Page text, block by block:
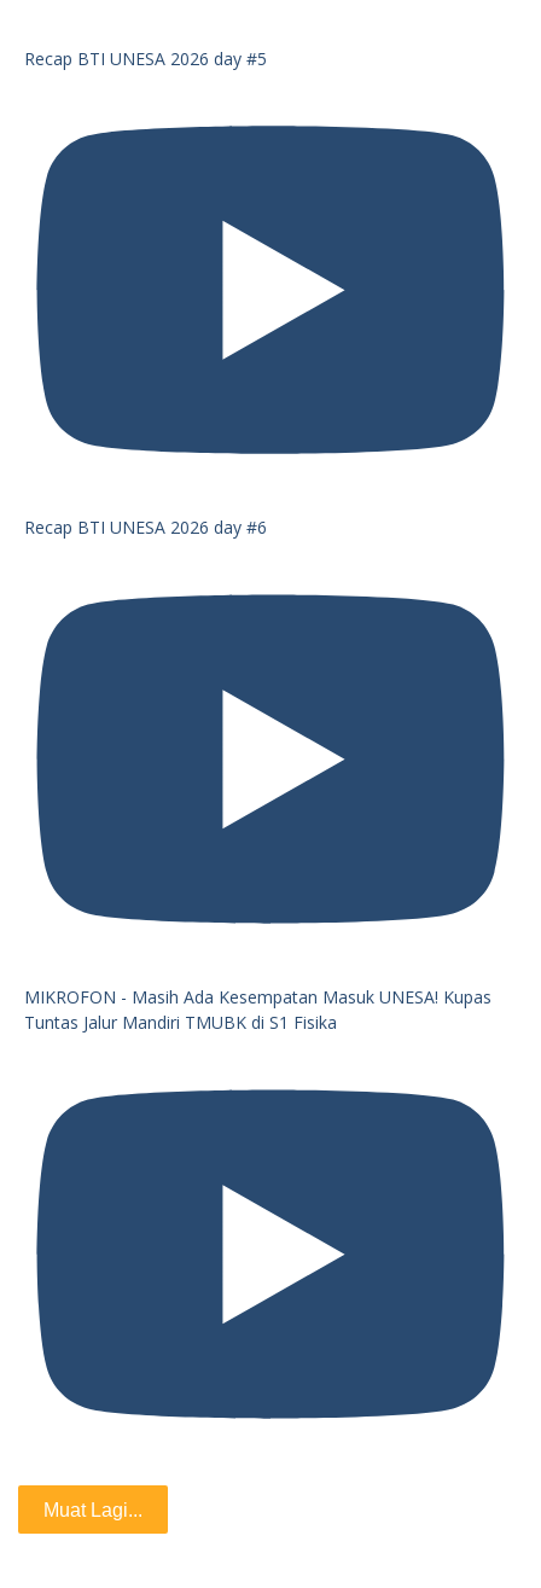
Recap BTI UNESA 2026 day #5
Recap BTI UNESA 2026 day #6
MIKROFON - Masih Ada Kesempatan Masuk UNESA! Kupas
Tuntas Jalur Mandiri TMUBK di S1 Fisika
Muat Lagi...